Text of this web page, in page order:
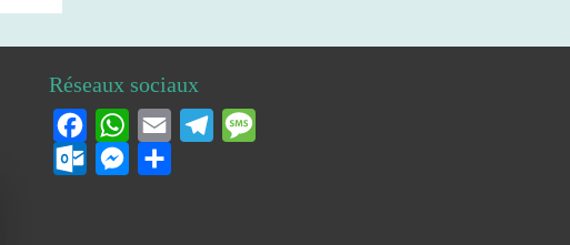
Réseaux sociaux
FacebookWhatsApp
Email Telegram
Outlook.comMessenger